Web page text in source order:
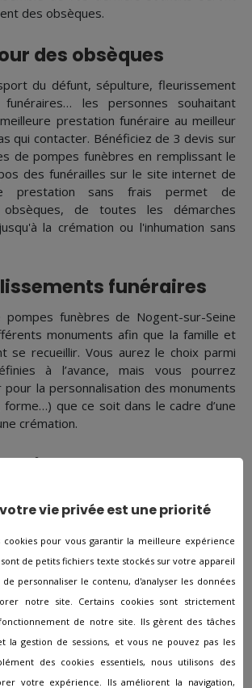
des obsèques.
des obsèques
du défunt, sépulture, fleurissement
les personnes souhaitant
prestation funéraire au meilleur
qui contacter. Bénéficiez de 3 devis sur
de pompes funèbres en remplissant le
des funérailles sur le site internet de
prestation sans frais permet de
de toutes les démarches
la crémation ou l'inhumation sans
funéraires
funèbres de Nogent-sur-Seine
monuments afin que la famille et
se recueillir. Vous aurez le choix parmi
à l’avance, mais vous pourrez
la personnalisation des monuments
que ce soit dans le cadre d’une
crémation.
funèbres ont comme rôle premier
en deuil en les aidant sur les
et sur l'organisation des
par leurs compétences, leurs missions
plus poussées. Objets précis placés
décorations florales… Les conseillers
pour répondre en toute discrétion à
plus personnelles. Les conseillers
à ce que l’ensemble des étapes
les règles pour vous aider dans ce long
vie privée est une priorité
pour vous garantir la meilleure expérience
de petits fichiers texte stockés sur votre appareil
personnaliser le contenu, d'analyser les données
notre site. Certains cookies sont strictement
de notre site. Ils gèrent des tâches
la gestion de sessions, et vous ne pouvez pas les
des cookies essentiels, nous utilisons des
votre expérience. Ils améliorent la navigation,